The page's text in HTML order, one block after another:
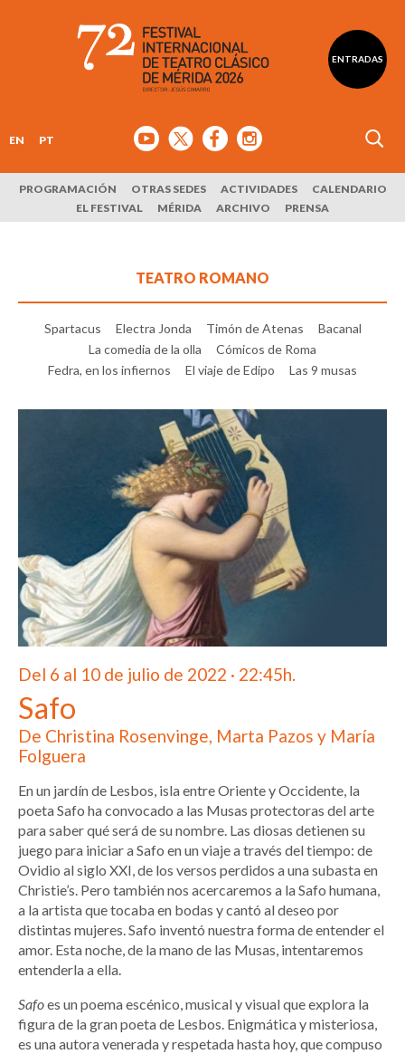
ENTRADAS
EN PT
PROGRAMACIÓN OTRAS SEDES ACTIVIDADES
CALENDARIO
EL FESTIVAL
MÉRIDA ARCHIVO PRENSA
TEATRO ROMANO
Spartacus Electra Jonda Timón de Atenas
Bacanal
La comedia de la olla
Cómicos de Roma
Fedra, en los infiernos
El viaje de Edipo Las 9 musas
Del 6 al 10 de julio de 2022 · 22:45h.
Safo
De Christina Rosenvinge, Marta Pazos y María
Folguera
En un jardín de Lesbos, isla entre Oriente y Occidente, la
poeta Safo ha convocado a las Musas protectoras del arte
para saber qué será de su nombre. Las diosas detienen su
juego para iniciar a Safo en un viaje a través del tiempo: de
Ovidio al siglo XXI, de los versos perdidos a una subasta en
Christie’s. Pero también nos acercaremos a la Safo humana,
a la artista que tocaba en bodas y cantó al deseo por
distintas mujeres. Safo inventó nuestra forma de entender el
amor. Esta noche, de la mano de las Musas, intentaremos
entenderla a ella.
Safoes un poema escénico, musical y visual que explora la
figura de la gran poeta de Lesbos. Enigmática y misteriosa,
es una autora venerada y respetada hasta hoy, que compuso